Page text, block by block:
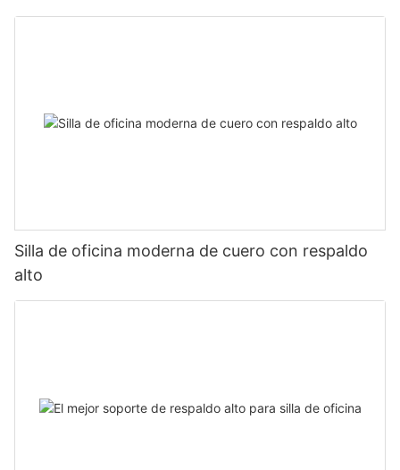
Silla de oficina moderna de cuero con respaldo
alto